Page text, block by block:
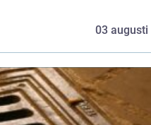
03 augusti